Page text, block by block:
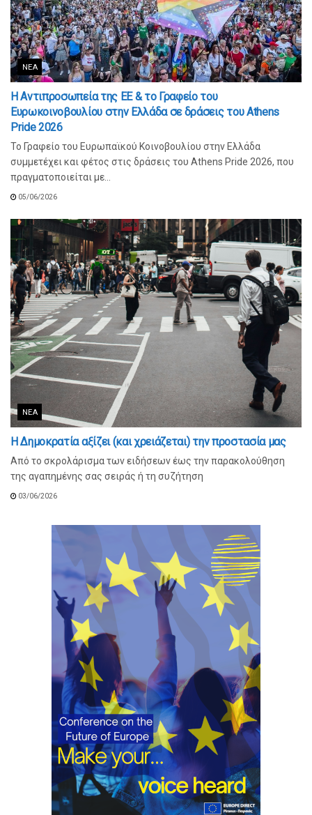
ΝΈΑ
Η Αντιπροσωπεία της ΕΕ & το Γραφείο του
Ευρωκοινοβουλίου στην Ελλάδα σε δράσεις του Athens
Pride 2026
Το Γραφείο του Ευρωπαϊκού Κοινοβουλίου στην Ελλάδα
συμμετέχει και φέτος στις δράσεις του Athens Pride 2026, που
πραγματοποιείται με...
05/06/2026
ΝΈΑ
Η Δημοκρατία αξίζει (και χρειάζεται) την προστασία μας
Από το σκρολάρισμα των ειδήσεων έως την παρακολούθηση
της αγαπημένης σας σειράς ή τη συζήτηση
03/06/2026